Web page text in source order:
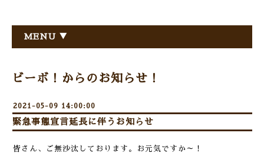
MENU ▼
ビーボ！からのお知らせ！
2021-05-09 14:00:00
緊急事態宣言延長に伴うお知らせ
皆さん、ご無沙汰しております。お元気ですか～！